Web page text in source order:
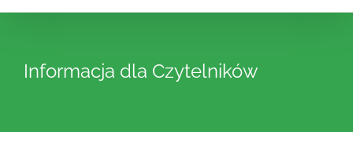
Informacja dla Czytelników